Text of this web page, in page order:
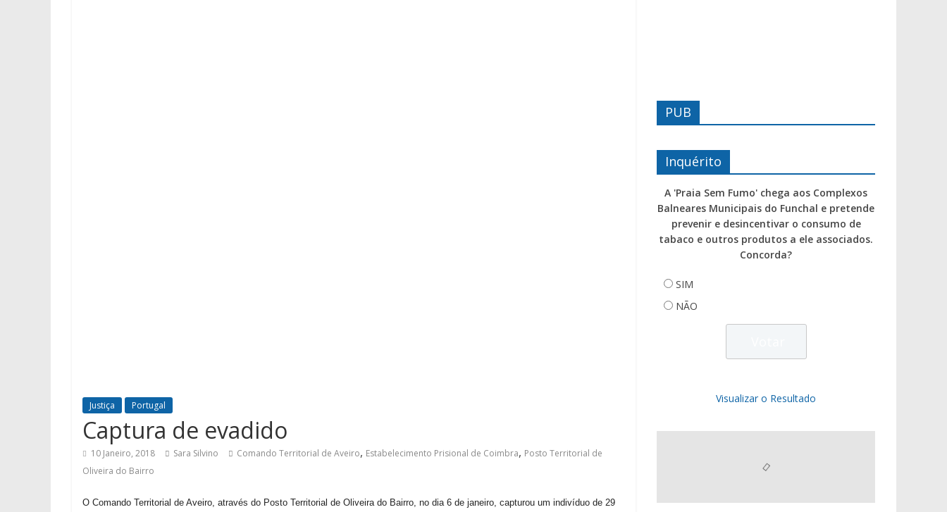
Justiça Portugal
Captura de evadido
10 Janeiro, 2018 Sara Silvino Comando Territorial de Aveiro, Estabelecimento Prisional de Coimbra, Posto Territorial de
Oliveira do Bairro
O Comando Territorial de Aveiro, através do Posto Territorial de Oliveira do Bairro, no dia 6 de janeiro, capturou um indivíduo de 29
PUB
Inquérito
A 'Praia Sem Fumo' chega aos Complexos
Balneares Municipais do Funchal e pretende
prevenir e desincentivar o consumo de
tabaco e outros produtos a ele associados.
Concorda?
SIM
NÃO
Visualizar o Resultado